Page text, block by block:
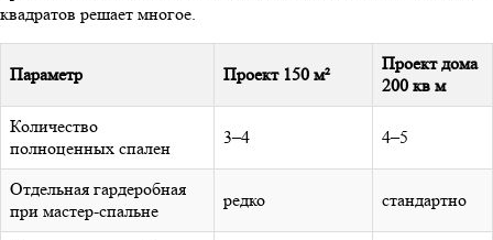
квадратов решает многое.
Параметр Проект 150 м²
Проект дома
200 кв м
Количество
полноценных спален
3–4 4–5
Отдельная гардеробная
при мастер-спальне
редко стандартно